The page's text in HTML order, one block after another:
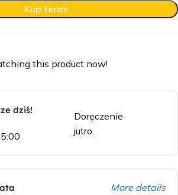
Kup teraz
this product now!
dziś!
Doręczenie
jutro.
More details